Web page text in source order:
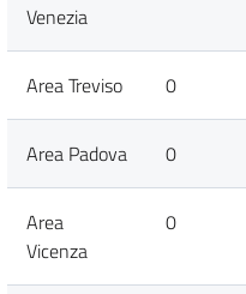
Venezia
Area Treviso 0
Area Padova 0
Area
Vicenza
0